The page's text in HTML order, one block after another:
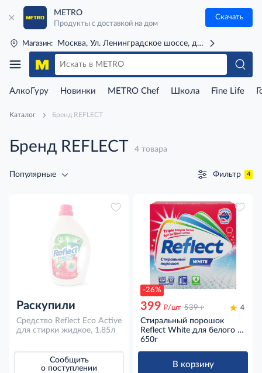
METRO
Продукты с доставкой на дом
Скачать
Магазин: Москва, Ул. Ленинградское шоссе, д. 71Г (м. Речной
АлкоГуру Новинки METRO Chef Школа Fine Life
Каталог Бренд REFLECT
Бренд REFLECT 4 товара
Популярные Фильтр 4
Раскупили
Средство Reflect Eco Active
для стирки жидкое, 1.85л
Сообщить
о поступлении
-26%
399 д/шт 539 д 4
Стиральный порошок
Reflect White для белого и
светлого белья
650г
В корзину